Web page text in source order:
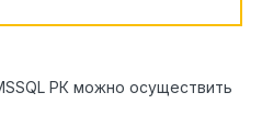
РК можно осуществить